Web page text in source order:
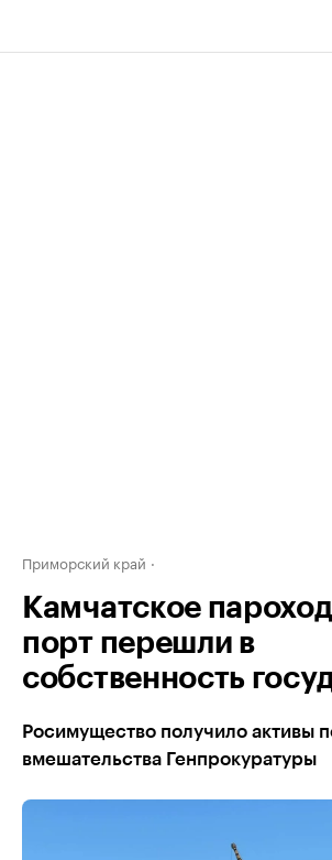
Приморский край
Камчатское
порт перешли в
собственность
Росимущество получило активы
вмешательства Генпрокуратуры